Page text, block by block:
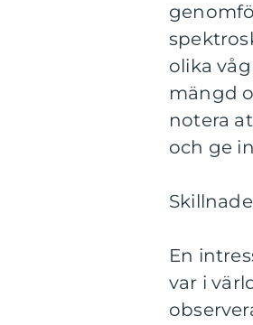
olika
mängd
notera
och ge
En
var i